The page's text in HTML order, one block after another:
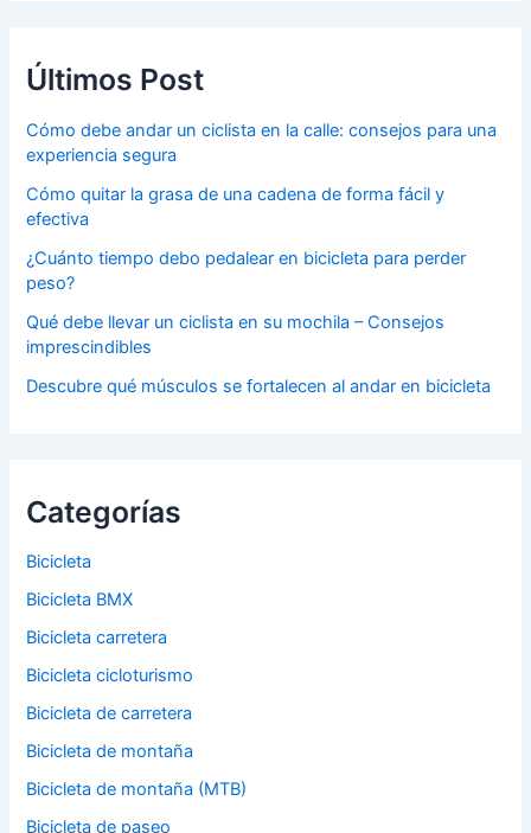
Últimos Post
Cómo debe andar un ciclista en la calle: consejos para una
experiencia segura
Cómo quitar la grasa de una cadena de forma fácil y
efectiva
¿Cuánto tiempo debo pedalear en bicicleta para perder
peso?
Qué debe llevar un ciclista en su mochila – Consejos
imprescindibles
Descubre qué músculos se fortalecen al andar en bicicleta
Categorías
Bicicleta
Bicicleta BMX
Bicicleta carretera
Bicicleta cicloturismo
Bicicleta de carretera
Bicicleta de montaña
Bicicleta de montaña (MTB)
Bicicleta de paseo